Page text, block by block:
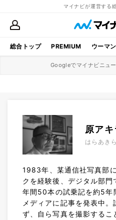
マイナビが運営する
総合トップ PREMIUM ウーマン
Googleでマイナビニュ
原アキ
はらあきら
1983年、某通信社写真部
クを経験後、デジタル部門
年間50本の試乗記を約5年
メディアに記事を発表中
ず、自ら写真を撮影する